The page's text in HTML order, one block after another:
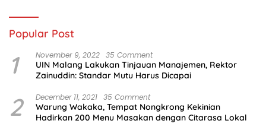
Popular Post
1 November 9, 2022 35 Comment
UIN Malang Lakukan Tinjauan Manajemen, Rektor
Zainuddin: Standar Mutu Harus Dicapai
2 December 11, 2021 35 Comment
Warung Wakaka, Tempat Nongkrong Kekinian
Hadirkan 200 Menu Masakan dengan Citarasa Lokal